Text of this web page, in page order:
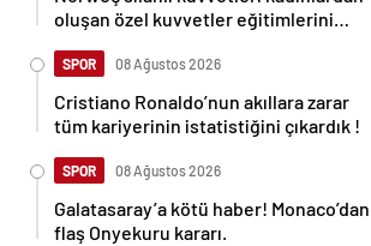
oluşan özel kuvvetler eğitimlerini
SPOR 08 Ağustos 2026
Cristiano Ronaldo’nun akıllara zarar
tüm kariyerinin istatistiğini çıkardık !
SPOR 08 Ağustos 2026
Galatasaray’a kötü haber! Monaco’dan
flaş Onyekuru kararı.